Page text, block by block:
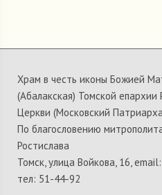
Храм в честь иконы Божией
(Абалакская) Томской епархии
Церкви (Московский
По благословению
Ростислава
Томск, улица Войкова, 16,
тел: 51-44-92